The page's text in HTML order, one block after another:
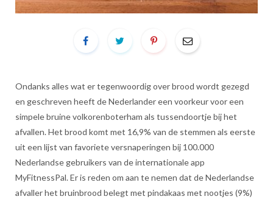
Ondanks alles wat er tegenwoordig over brood wordt gezegd
en geschreven heeft de Nederlander een voorkeur voor een
simpele bruine volkorenboterham als tussendoortje bij het
afvallen. Het brood komt met 16,9% van de stemmen als eerste
uit een lijst van favoriete versnaperingen bij 100.000
Nederlandse gebruikers van de internationale app
MyFitnessPal. Er is reden om aan te nemen dat de Nederlandse
afvaller het bruinbrood belegt met pindakaas met nootjes (9%)